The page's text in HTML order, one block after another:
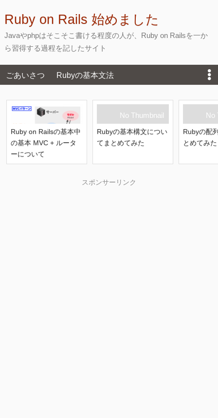
Ruby on Rails 始めました
Javaやphpはそこそこ書ける程度の人が、Ruby on Railsを一か
ら習得する過程を記したサイト
ごあいさつ Rubyの基本文法
お問い合わせ
Ruby on Railsの基本中
の基本 MVC + ルータ
ーについて
No Thumbnail
Rubyの基本構文につい
てまとめてみた
No
Rubyの配
とめてみた
スポンサーリンク